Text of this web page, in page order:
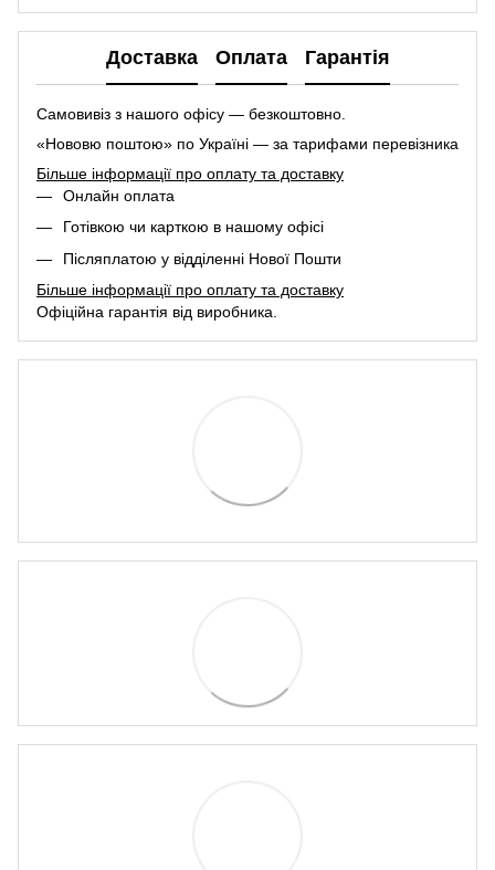
Доставка Оплата Гарантія
Самовивіз з нашого офісу — безкоштовно.
«Нововю поштою» по Україні — за тарифами перевізника
Більше інформації про оплату та доставку
Онлайн оплата
Готівкою чи карткою в нашому офісі
Післяплатою у відділенні Нової Пошти
Більше інформації про оплату та доставку
Офіційна гарантія від виробника.